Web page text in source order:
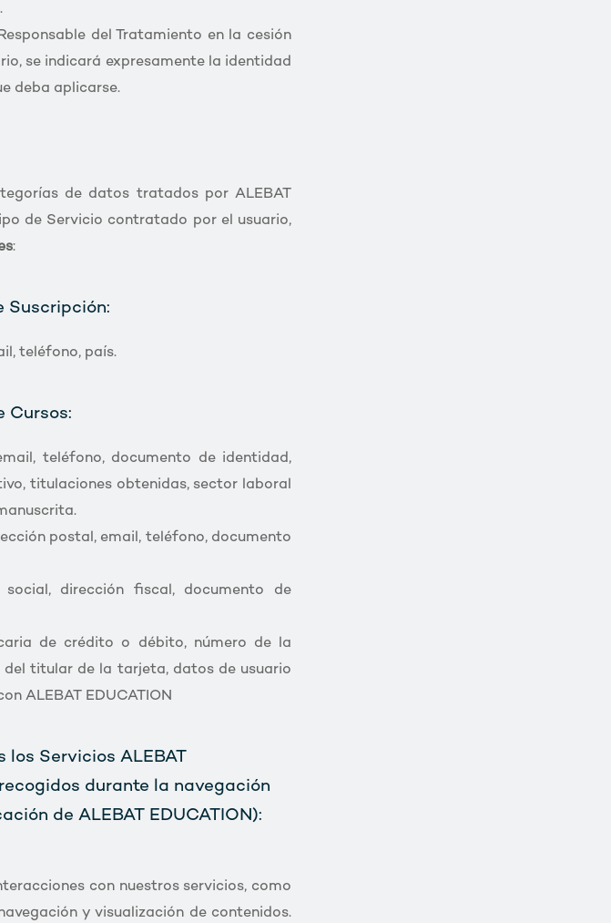
del Tratamiento en la cesión
se indicará expresamente la identidad
deba aplicarse.
de datos tratados por ALEBAT
de Servicio contratado por el usuario,
:
Suscripción:
teléfono, país.
Cursos:
teléfono, documento de identidad,
titulaciones obtenidas, sector laboral
postal, email, teléfono, documento
dirección fiscal, documento de
de crédito o débito, número de la
del titular de la tarjeta, datos de usuario
ALEBAT EDUCATION
los Servicios ALEBAT
durante la navegación
de ALEBAT EDUCATION):
con nuestros servicios, como
y visualización de contenidos.